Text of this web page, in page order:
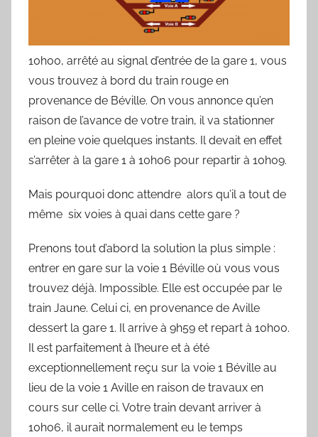
10h00, arrêté au signal d’entrée de la gare 1, vous
vous trouvez à bord du train rouge en
provenance de Béville. On vous annonce qu’en
raison de l’avance de votre train, il va stationner
en pleine voie quelques instants. Il devait en effet
s’arrêter à la gare 1 à 10h06 pour repartir à 10h09.
Mais pourquoi donc attendre alors qu’il a tout de
même six voies à quai dans cette gare ?
Prenons tout d’abord la solution la plus simple :
entrer en gare sur la voie 1 Béville où vous vous
trouvez déjà. Impossible. Elle est occupée par le
train Jaune. Celui ci, en provenance de Aville
dessert la gare 1. Il arrive à 9h59 et repart à 10h00.
Il est parfaitement à l’heure et à été
exceptionnellement reçu sur la voie 1 Béville au
lieu de la voie 1 Aville en raison de travaux en
cours sur celle ci. Votre train devant arriver à
10h06, il aurait normalement eu le temps